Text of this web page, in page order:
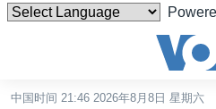
碍中国时间 21:46 2026年8月8日 星期六